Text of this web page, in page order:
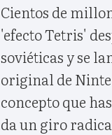
Cientos de
'efecto Tetris'
soviéticas y se
original de
concepto que
da un giro